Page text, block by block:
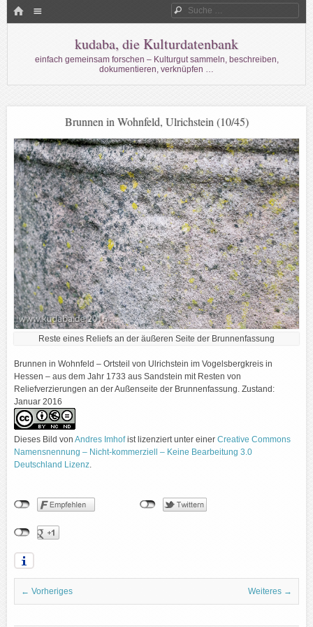
HOME Suche
kudaba, die Kulturdatenbank
einfach gemeinsam forschen – Kulturgut sammeln, beschreiben,
dokumentieren, verknüpfen …
Brunnen in Wohnfeld, Ulrichstein (10/45)
Reste eines Reliefs an der äußeren Seite der Brunnenfassung
Brunnen in Wohnfeld – Ortsteil von Ulrichstein im Vogelsbergkreis in
Hessen – aus dem Jahr 1733 aus Sandstein mit Resten von
Reliefverzierungen an der Außenseite der Brunnenfassung. Zustand:
Januar 2016
Dieses Bild von Andres Imhofist lizenziert unter einer Creative Commons
Namensnennung – Nicht-kommerziell – Keine Bearbeitung 3.0
Deutschland Lizenz.
← Vorheriges Weiteres →